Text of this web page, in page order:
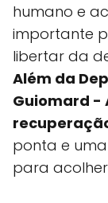
humano e
importante
libertar da
Além da
Guiomard -
ponta e
para